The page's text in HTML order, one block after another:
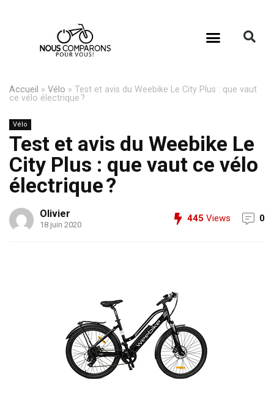
Accueil » Vélo » Test et avis du Weebike Le City Plus : que vaut
ce vélo électrique ?
Vélo
Test et avis du Weebike Le
City Plus : que vaut ce vélo
électrique ?
Olivier
18 juin 2020
445 Views 0